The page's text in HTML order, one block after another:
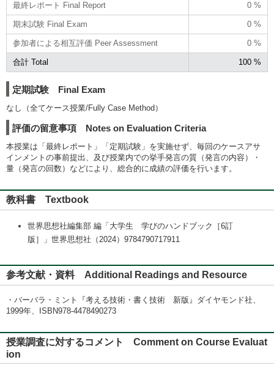
最終レポート Final Report 0 %
期末試験 Final Exam 0 %
参加者による相互評価 Peer Assessment 0 %
合計 Total 100 %
定期試験 Final Exam
なし（全てケース授業/Fully Case Method）
評価の留意事項 Notes on Evaluation Criteria
本授業は「最終レポート」「定期試験」を実施せず、毎回のケースアサ
インメントの事前提出、及び授業内での挙手発言の質（発言の内容）・
量（発言の回数）などにより、総合的に成績の評価を行います。
教科書 Textbook
世界思想社編集部 編「大学生 学びのハンドブック［6訂
版］」世界思想社（2024）9784790717911
参考文献・資料 Additional Readings and Resource
・バーバラ・ミント『考える技術・書く技術 新版』ダイヤモンド社、
1999年、ISBN978-4478490273
授業調査に対するコメント Comment on Course Evaluat
ion